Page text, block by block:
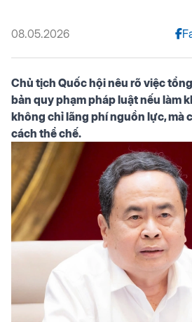
08.05.2026
Chủ tịch Quốc hội nêu rõ việc
bản quy phạm pháp luật nếu làm
không chỉ lãng phí nguồn lực, mà
cách thể chế.